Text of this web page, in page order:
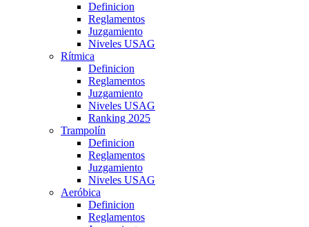
Definicion
Reglamentos
Juzgamiento
Niveles USAG
Rítmica
Definicion
Reglamentos
Juzgamiento
Niveles USAG
Ranking 2025
Trampolín
Definicion
Reglamentos
Juzgamiento
Niveles USAG
Aeróbica
Definicion
Reglamentos